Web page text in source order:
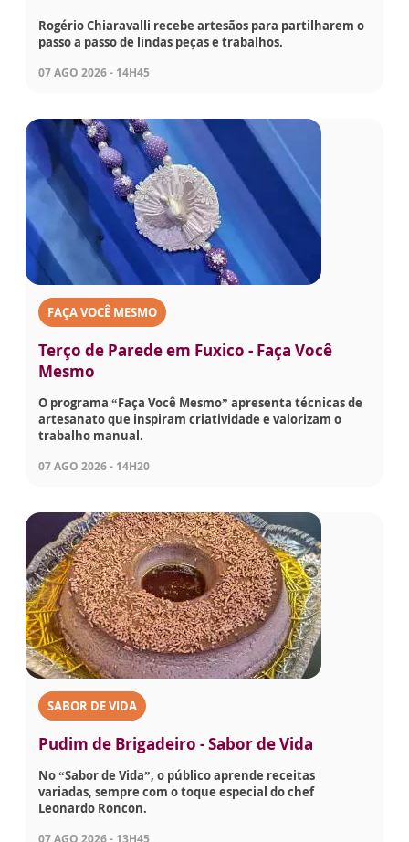
Rogério Chiaravalli recebe artesãos para partilharem o
passo a passo de lindas peças e trabalhos.
07 AGO 2026 - 14H45
FAÇA VOCÊ MESMO
Terço de Parede em Fuxico - Faça Você
Mesmo
O programa “Faça Você Mesmo” apresenta técnicas de
artesanato que inspiram criatividade e valorizam o
trabalho manual.
07 AGO 2026 - 14H20
SABOR DE VIDA
Pudim de Brigadeiro - Sabor de Vida
No “Sabor de Vida”, o público aprende receitas
variadas, sempre com o toque especial do chef
Leonardo Roncon.
07 AGO 2026 - 13H45